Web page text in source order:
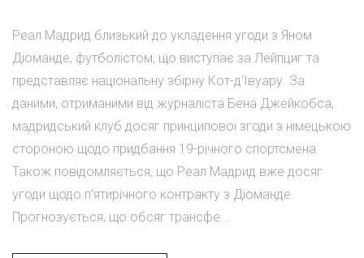
Реал Мадрид близький до укладення угоди з Яном
Діоманде, футболістом, що виступає за Лейпциг та
представляє національну збірну Кот-д'Івуару. За
даними, отриманими від журналіста Бена Джейкобса,
мадридський клуб досяг принципової згоди з німецькою
стороною щодо придбання 19-річного спортсмена.
Також повідомляється, що Реал Мадрид вже досяг
угоди щодо п'ятирічного контракту з Діоманде.
Прогнозується, що обсяг трансфе...